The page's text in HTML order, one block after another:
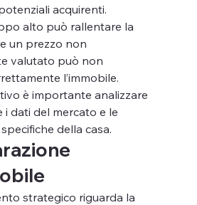
acquirenti.
alto può rallentare la
un prezzo non
valutato può non
l’immobile.
è importante analizzare
dati del mercato e le
della casa.
strategico riguarda la